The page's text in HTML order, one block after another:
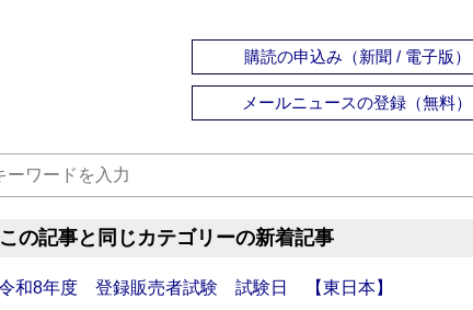
購読の申込み（新聞 / 電子版）
メールニュースの登録（無料）
この記事と同じカテゴリーの新着記事
和8年度 登録販売者試験 試験日 【東日本】